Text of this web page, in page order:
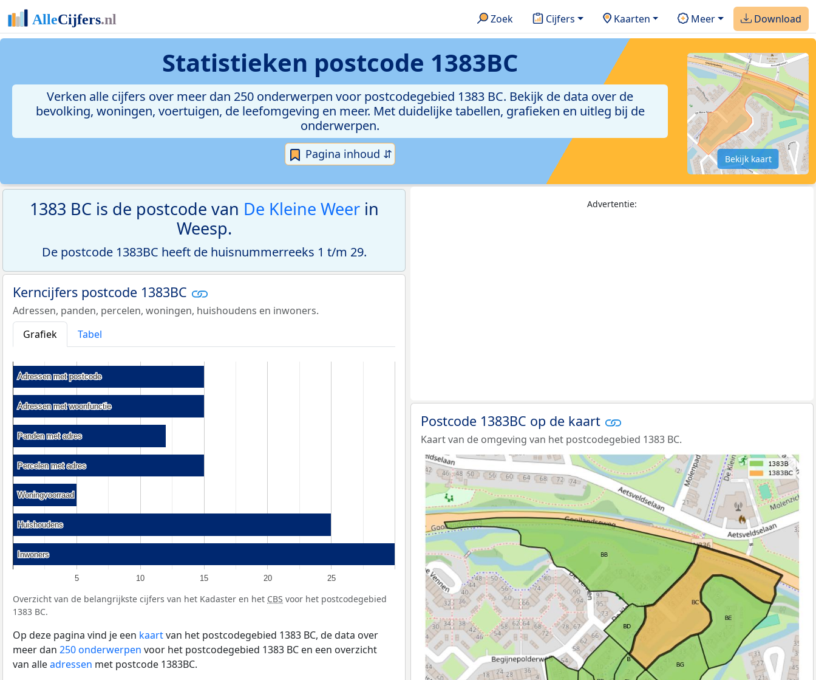
Zoek Cijfers Kaarten Meer Download
Statistieken postcode 1383BC
Verken alle cijfers over meer dan 250 onderwerpen voor postcodegebied 1383 BC. Bekijk de data over de
bevolking, woningen, voertuigen, de leefomgeving en meer. Met duidelijke tabellen, grafieken en uitleg bij de
onderwerpen.
Pagina inhoud ⇵ Bekijk kaart
1383 BC is de postcode van De Kleine Weerin
Weesp.
De postcode 1383BC heeft de huisnummerreeks 1 t/m 29.
Kerncijfers postcode 1383BC
Adressen, panden, percelen, woningen, huishoudens en inwoners.
Grafiek
Tabel
5 10 15 20 25
Adressen met postcode
Adressen met postcode
Adressen met woonfunctie
Adressen met woonfunctie
Panden met adres
Panden met adres
Percelen met adres
Percelen met adres
Woningvoorraad
Woningvoorraad
Huishoudens
Huishoudens
Inwoners
Inwoners
Overzicht van de belangrijkste cijfers van het Kadaster en het CBS voor het postcodegebied
1383 BC.
Op deze pagina vind je een kaartvan het postcodegebied 1383 BC, de data over
meer dan 250 onderwerpen voor het postcodegebied 1383 BC en een overzicht
van alleadressen met postcode 1383BC.
Advertentie:
Postcode 1383BC op de kaart
Kaart van de omgeving van het postcodegebied 1383 BC.